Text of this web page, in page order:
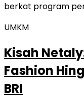
UMKM
Kisah
Fashion
BRI